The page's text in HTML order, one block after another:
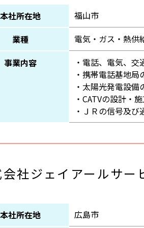
本社所在地
福山市
業種
電気・ガス・熱供
事業内容
・電話、電気、
・携帯電話基地
・太陽光発電設
・CATVの設計・
・ＪＲの信号及
社ジェイアールサー
本社所在地
広島市